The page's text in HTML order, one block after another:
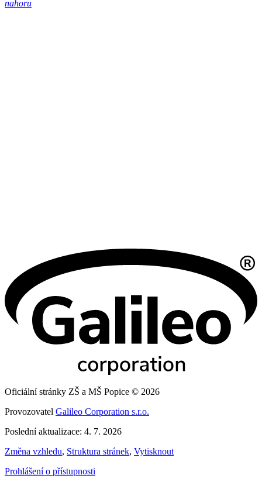
nahoru
Oficiální stránky ZŠ a MŠ Popice © 2026
Provozovatel Galileo Corporation s.r.o.
Poslední aktualizace: 4. 7. 2026
Změna vzhledu, Struktura stránek, Vytisknout
Prohlášení o přístupnosti